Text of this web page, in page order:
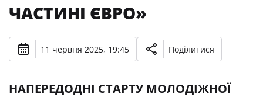
ЧАСТИНІ ЄВРО»
11 червня 2025, 19:45 Поділитися
НАПЕРЕДОДНІ СТАРТУ МОЛОДІЖНОЇ